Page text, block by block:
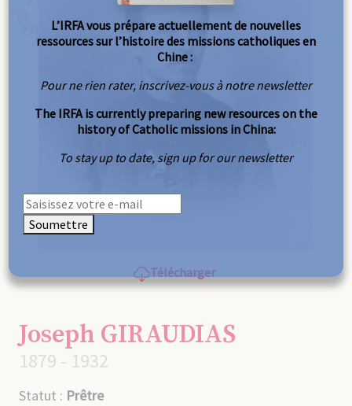
Télécharger
Joseph GIRAUDIAS
1879 - 1932
Statut : Prêtre
L’IRFA vous prépare actuellement de nouvelles
ressources sur l’histoire des missions catholiques en
Chine :
Pour ne rien rater, inscrivez-vous à notre newsletter
The IRFA is currently preparing new resources on the
history of Catholic missions in China:
To stay up to date, sign up for our newsletter
Soumettre